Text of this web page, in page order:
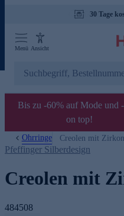
30 Tage
Menü Ansicht
Bis zu -60% auf Mode und
on top!
Ohrringe Creolen mit
Pfeffinger Silberdesign
Creolen mit
484508